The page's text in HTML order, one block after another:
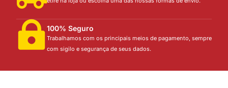
100% Seguro
Trabalhamos com os principais meios de pagamento, sempre
com sigilo e segurança de seus dados.